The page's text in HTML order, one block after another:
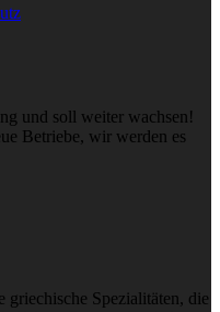
und soll weiter wachsen!
Betriebe, wir werden es
griechische Spezialitäten, die